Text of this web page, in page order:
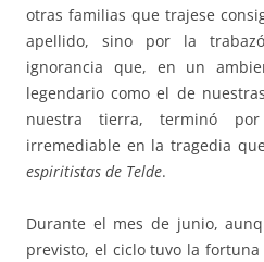
otras familias que trajese
apellido, sino por la
ignorancia que, en un
legendario como el de
nuestra tierra, terminó
irremediable en la tragedia
espiritistas de Telde.
Durante el mes de junio,
previsto, el ciclo tuvo la